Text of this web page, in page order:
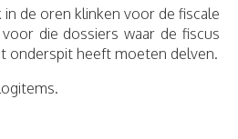
in de oren klinken voor de fiscale
die dossiers waar de fiscus
onderspit heeft moeten delven.